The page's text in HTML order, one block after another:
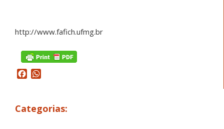
http://www.fafich.ufmg.br
Facebook
Categorias: